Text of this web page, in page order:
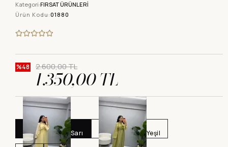
Kategori:FIRSAT ÜRÜNLERİ
Ürün Kodu:01880
%48 2.600,00 TL
1.350,00 TL
Sarı Yeşil